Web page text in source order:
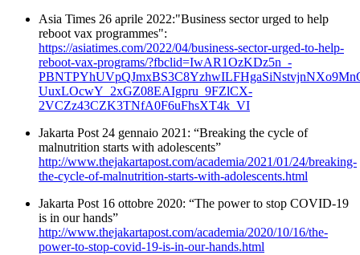
Asia Times 26 aprile 2022:"Business sector urged to help
reboot vax programmes":
https://asiatimes.com/2022/04/business-sector-urged-to-help-
reboot-vax-programs/?fbclid=IwAR1OzKDz5n_-
UuxLOcwY_2xGZ08EAIgpru_9FZlCX-
2VCZz43CZK3TNfA0F6uFhsXT4k_VI
Jakarta Post 24 gennaio 2021: “Breaking the cycle of
malnutrition starts with adolescents”
http://www.thejakartapost.com/academia/2021/01/24/breaking-
the-cycle-of-malnutrition-starts-with-adolescents.html
Jakarta Post 16 ottobre 2020: “The power to stop COVID-19
is in our hands”
http://www.thejakartapost.com/academia/2020/10/16/the-
power-to-stop-covid-19-is-in-our-hands.html